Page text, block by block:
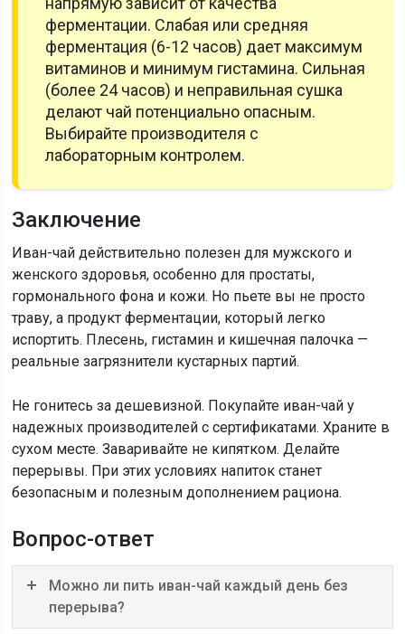
ферментации. Слабая или средняя
ферментация (6-12 часов) дает максимум
витаминов и минимум гистамина. Сильная
(более 24 часов) и неправильная сушка
делают чай потенциально опасным.
Выбирайте производителя с
лабораторным контролем.
Заключение
Иван-чай действительно полезен для мужского и
женского здоровья, особенно для простаты,
гормонального фона и кожи. Но пьете вы не просто
траву, а продукт ферментации, который легко
испортить. Плесень, гистамин и кишечная палочка —
реальные загрязнители кустарных партий.
Не гонитесь за дешевизной. Покупайте иван-чай у
надежных производителей с сертификатами. Храните в
сухом месте. Заваривайте не кипятком. Делайте
перерывы. При этих условиях напиток станет
безопасным и полезным дополнением рациона.
Вопрос-ответ
Можно ли пить иван-чай каждый день без
перерыва?